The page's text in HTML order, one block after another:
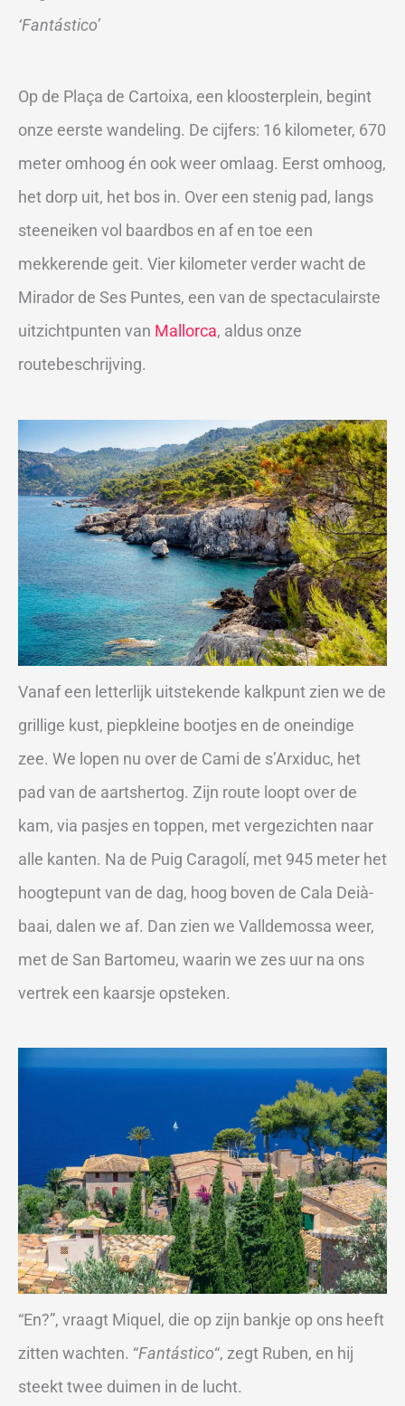
‘Fantástico’
Op de Plaça de Cartoixa, een kloosterplein, begint
onze eerste wandeling. De cijfers: 16 kilometer, 670
meter omhoog én ook weer omlaag. Eerst omhoog,
het dorp uit, het bos in. Over een stenig pad, langs
steeneiken vol baardbos en af en toe een
mekkerende geit. Vier kilometer verder wacht de
Mirador de Ses Puntes, een van de spectaculairste
uitzichtpunten van Mallorca, aldus onze
routebeschrijving.
Vanaf een letterlijk uitstekende kalkpunt zien we de
grillige kust, piepkleine bootjes en de oneindige
zee. We lopen nu over de Cami de s’Arxiduc, het
pad van de aartshertog. Zijn route loopt over de
kam, via pasjes en toppen, met vergezichten naar
alle kanten. Na de Puig Caragolí, met 945 meter het
hoogtepunt van de dag, hoog boven de Cala Deià-
baai, dalen we af. Dan zien we Valldemossa weer,
met de San Bartomeu, waarin we zes uur na ons
vertrek een kaarsje opsteken.
“En?”, vraagt Miquel, die op zijn bankje op ons heeft
zitten wachten. “Fantástico“, zegt Ruben, en hij
steekt twee duimen in de lucht.